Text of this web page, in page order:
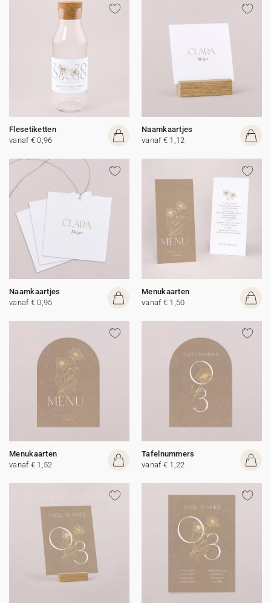
Flesetiketten
vanaf € 0,96
Naamkaartjes
vanaf € 1,12
Naamkaartjes
vanaf € 0,95
Menukaarten
vanaf € 1,50
Menukaarten
vanaf € 1,52
Tafelnummers
vanaf € 1,22